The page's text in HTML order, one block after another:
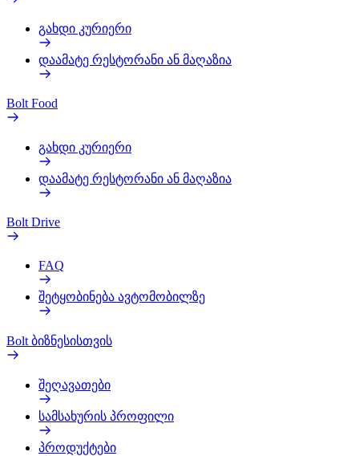
გახდი კურიერი
დაამატე რესტორანი ან მაღაზია
Bolt Food
გახდი კურიერი
დაამატე რესტორანი ან მაღაზია
Bolt Drive
FAQ
შეტყობინება ავტომობილზე
Bolt ბიზნესისთვის
შეღავათები
სამსახურის პროფილი
პროდუქტები